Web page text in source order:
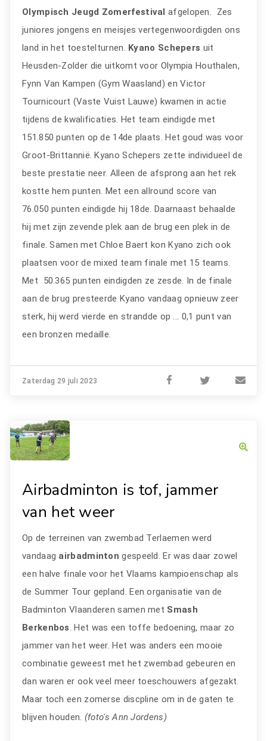
Olympisch Jeugd Zomerfestival afgelopen. Zes
juniores jongens en meisjes vertegenwoordigden ons
land in het toestelturnen. Kyano Schepers uit
Heusden-Zolder die uitkomt voor Olympia Houthalen,
Fynn Van Kampen (Gym Waasland) en Victor
Tournicourt (Vaste Vuist Lauwe) kwamen in actie
tijdens de kwalificaties. Het team eindigde met
151.850 punten op de 14de plaats. Het goud was voor
Groot-Brittannië. Kyano Schepers zette individueel de
beste prestatie neer. Alleen de afsprong aan het rek
kostte hem punten. Met een allround score van
76.050 punten eindigde hij 18de. Daarnaast behaalde
hij met zijn zevende plek aan de brug een plek in de
finale. Samen met Chloe Baert kon Kyano zich ook
plaatsen voor de mixed team finale met 15 teams.
Met 50.365 punten eindigden ze zesde. In de finale
aan de brug presteerde Kyano vandaag opnieuw zeer
sterk, hij werd vierde en strandde op ... 0,1 punt van
een bronzen medaille.
Zaterdag 29 juli 2023
Airbadminton is tof, jammer
van het weer
Op de terreinen van zwembad Terlaemen werd
vandaag airbadmintongespeeld. Er was daar zowel
een halve finale voor het Vlaams kampioenschap als
de Summer Tour gepland. Een organisatie van de
Badminton Vlaanderen samen met Smash
Berkenbos. Het was een toffe bedoening, maar zo
jammer van het weer. Het was anders een mooie
combinatie geweest met het zwembad gebeuren en
dan waren er ook veel meer toeschouwers afgezakt.
Maar toch een zomerse discpline om in de gaten te
blijven houden. (foto's Ann Jordens)